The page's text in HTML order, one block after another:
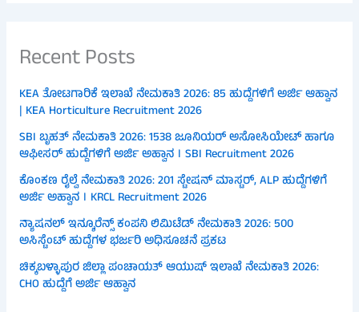
Recent Posts
KEA ತೋಟಗಾರಿಕೆ ಇಲಾಖೆ ನೇಮಕಾತಿ 2026: 85 ಹುದ್ದೆಗಳಿಗೆ ಅರ್ಜಿ ಆಹ್ವಾನ
| KEA Horticulture Recruitment 2026
SBI ಬೃಹತ್ ನೇಮಕಾತಿ 2026: 1538 ಜೂನಿಯರ್ ಅಸೋಸಿಯೇಟ್ ಹಾಗೂ
ಆಫೀಸರ್ ಹುದ್ದೆಗಳಿಗೆ ಅರ್ಜಿ ಅಹ್ವಾನ । SBI Recruitment 2026
ಕೊಂಕಣ ರೈಲ್ವೆ ನೇಮಕಾತಿ 2026: 201 ಸ್ಟೇಷನ್ ಮಾಸ್ಟರ್, ALP ಹುದ್ದೆಗಳಿಗೆ
ಅರ್ಜಿ ಅಹ್ವಾನ । KRCL Recruitment 2026
ನ್ಯಾಷನಲ್ ಇನ್ಶೂರೆನ್ಸ್ ಕಂಪನಿ ಲಿಮಿಟೆಡ್ ನೇಮಕಾತಿ 2026: 500
ಅಸಿಸ್ಟೆಂಟ್ ಹುದ್ದೆಗಳ ಭರ್ಜರಿ ಅಧಿಸೂಚನೆ ಪ್ರಕಟ
ಚಿಕ್ಕಬಳ್ಳಾಪುರ ಜಿಲ್ಲಾ ಪಂಚಾಯತ್ ಆಯುಷ್ ಇಲಾಖೆ ನೇಮಕಾತಿ 2026:
CHO ಹುದ್ದೆಗೆ ಅರ್ಜಿ ಆಹ್ವಾನ